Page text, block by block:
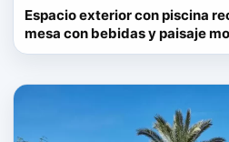
Espacio exterior con piscina
mesa con bebidas y paisaje